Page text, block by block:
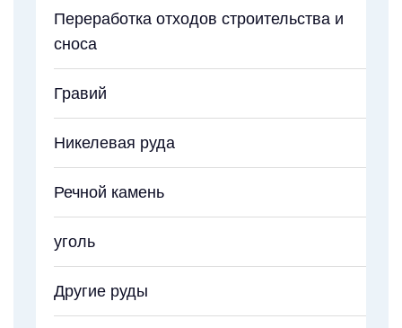
Переработка отходов строительства и
сноса
Гравий
Никелевая руда
Речной камень
уголь
Другие руды